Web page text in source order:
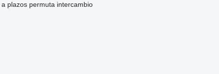
a plazos permuta intercambio